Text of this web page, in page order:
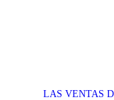
LAS VENTAS